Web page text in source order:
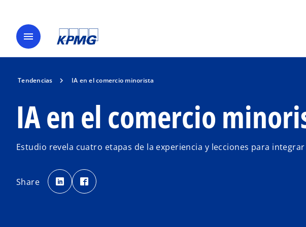
menu
Tendencias IA en el comercio minorista
IA en el comercio
Estudio revela cuatro etapas de la experiencia y lecciones para
Share e
a
b
e
a